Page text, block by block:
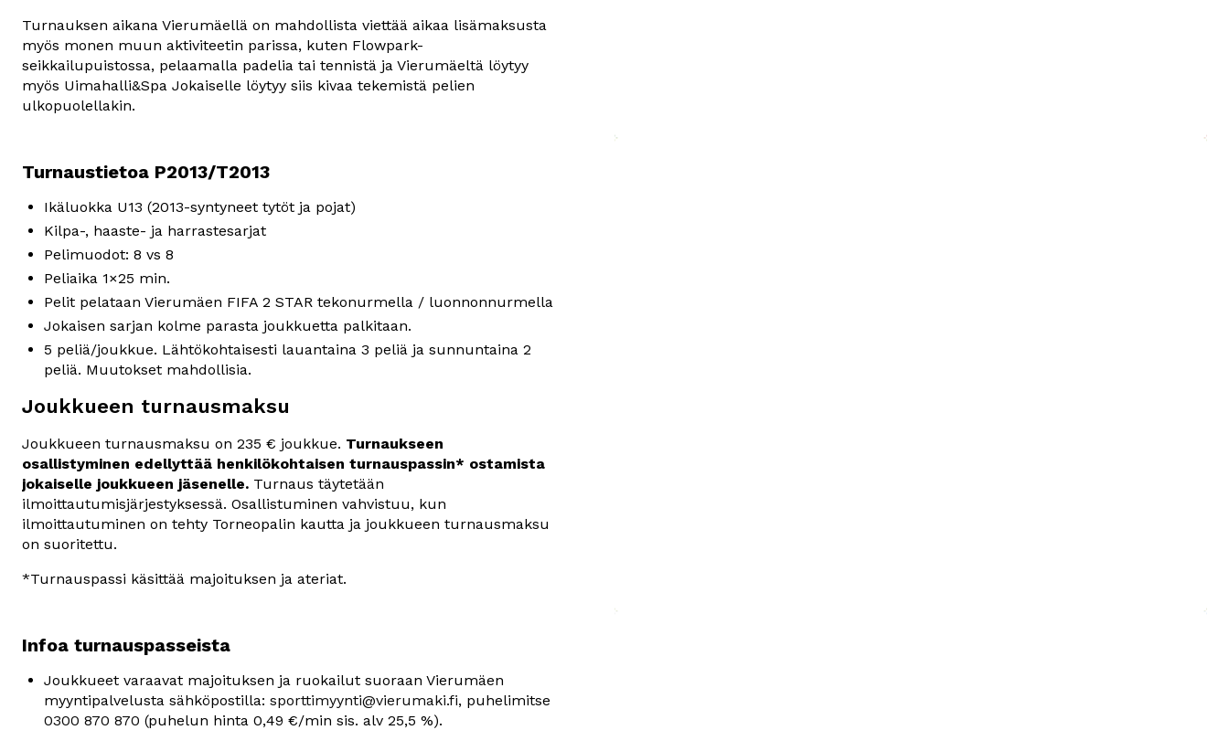
Turnauksen aikana Vierumäellä on mahdollista viettää aikaa lisämaksusta
myös monen muun aktiviteetin parissa, kuten Flowpark-
seikkailupuistossa, pelaamalla padelia tai tennistä ja Vierumäeltä löytyy
myös Uimahalli&Spa Jokaiselle löytyy siis kivaa tekemistä pelien
ulkopuolellakin.
Turnaustietoa P2013/T2013
Ikäluokka U13 (2013-syntyneet tytöt ja pojat)
Kilpa-, haaste- ja harrastesarjat
Pelimuodot: 8 vs 8
Peliaika 1×25 min.
Pelit pelataan Vierumäen FIFA 2 STAR tekonurmella / luonnonnurmella
Jokaisen sarjan kolme parasta joukkuetta palkitaan.
5 peliä/joukkue. Lähtökohtaisesti lauantaina 3 peliä ja sunnuntaina 2
peliä. Muutokset mahdollisia.
Joukkueen turnausmaksu
Joukkueen turnausmaksu on 235 € joukkue. Turnaukseen
osallistyminen edellyttää henkilökohtaisen turnauspassin* ostamista
jokaiselle joukkueen jäsenelle. Turnaus täytetään
ilmoittautumisjärjestyksessä. Osallistuminen vahvistuu, kun
ilmoittautuminen on tehty Torneopalin kautta ja joukkueen turnausmaksu
on suoritettu.
*Turnauspassi käsittää majoituksen ja ateriat.
Infoa turnauspasseista
Joukkueet varaavat majoituksen ja ruokailut suoraan Vierumäen
myyntipalvelusta sähköpostilla: sporttimyynti@vierumaki.fi, puhelimitse
0300 870 870 (puhelun hinta 0,49 €/min sis. alv 25,5 %).